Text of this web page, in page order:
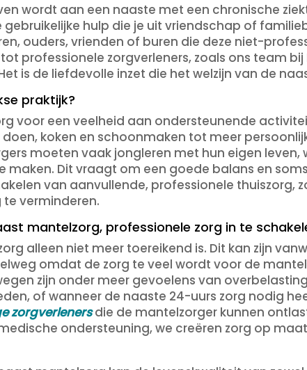
wordt aan een naaste met een chronische
hulp die je uit vriendschap of
ouders, vrienden of buren die deze niet-
professionele zorgverleners, zoals ons team bij
is de liefdevolle inzet die het welzijn van de
praktijk?
voor een veelheid aan ondersteunende
koken en schoonmaken tot meer
moeten vaak jongleren met hun eigen
maken. Dit vraagt om een goede balans en
van aanvullende, professionele thuiszorg,
verminderen.
mantelzorg, professionele zorg in te
alleen niet meer toereikend is. Dit kan zijn
omdat de zorg te veel wordt voor de
zijn onder meer gevoelens van
of wanneer de naaste 24-uurs zorg nodig
zorgverlenersdie de mantelzorger kunnen
ondersteuning, we creëren zorg op